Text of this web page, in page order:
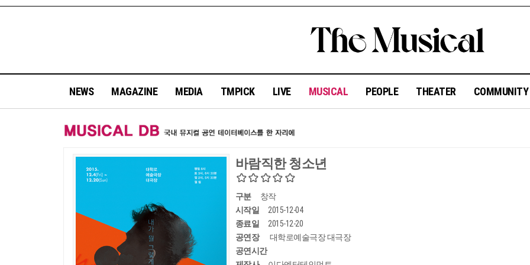
NEWS MAGAZINE MEDIA TMPICK LIVE MUSICAL PEOPLE THEATER COMMUNITY
바람직한 청소년
구분
창작
시작일
2015-12-04
종료일
2015-12-20
공연장
대학로예술극장 대극장
공연시간